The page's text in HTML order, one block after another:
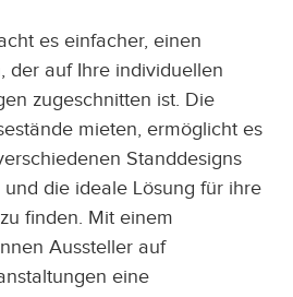
es einfacher, einen
der auf Ihre individuellen
zugeschnitten ist. Die
mieten, ermöglicht es
Standdesigns
die ideale Lösung für ihre
finden. Mit einem
Aussteller auf
eine